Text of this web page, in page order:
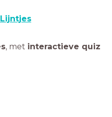
, met interactieve quiz